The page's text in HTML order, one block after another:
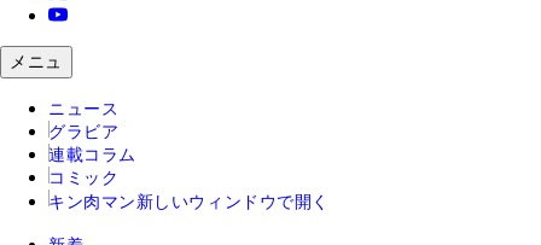
メニュ
ニュース
グラビア
連載コラム
コミック
キン肉マン 新しいウィンドウで開く